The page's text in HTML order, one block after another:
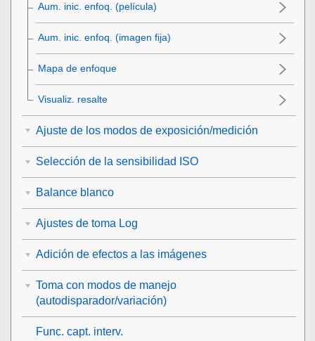
Aum. inic. enfoq. (película)
Aum. inic. enfoq. (imagen fija)
Mapa de enfoque
Visualiz. resalte
Ajuste de los modos de exposición/medición
Selección de la sensibilidad ISO
Balance blanco
Ajustes de toma Log
Adición de efectos a las imágenes
Toma con modos de manejo
(autodisparador/variación)
Func. capt. interv.